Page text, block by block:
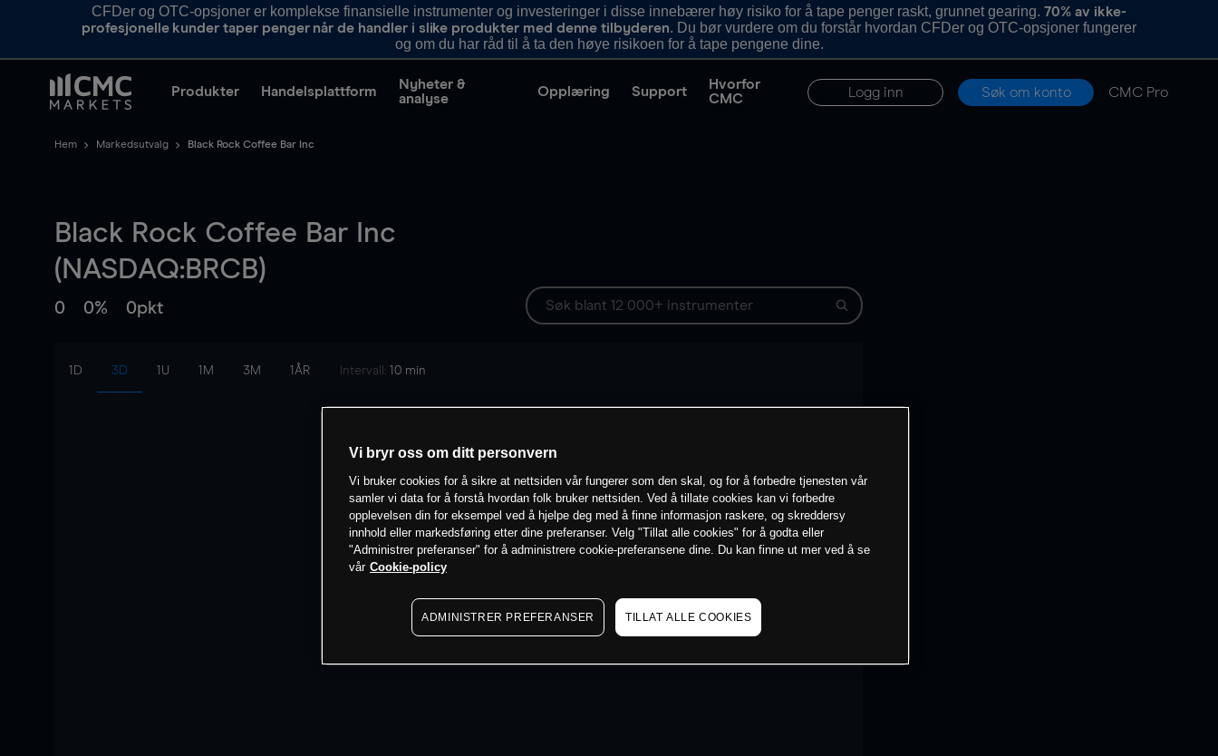
CFDer og OTC-opsjoner er komplekse finansielle instrumenter og investeringer i disse innebærer høy risiko for å tape penger raskt, grunnet gearing.70% av ikke-
profesjonelle kunder taper penger når de handler i slike produkter med denne tilbyderen. Du bør vurdere om du forstår hvordan CFDer og OTC-opsjoner fungerer
og om du har råd til å ta den høye risikoen for å tape pengene dine.
Produkter Handelsplattform
Nyheter &
analyse
Opplæring Support
Hvorfor
CMC
Logg inn Søk om konto CMC Pro
Hem Markedsutvalg Black Rock Coffee Bar Inc
Black Rock Coffee Bar Inc
(NASDAQ:BRCB)
0 0% 0pkt
1D 3D 1U 1M 3M 1ÅR Intervall: 10 min
Vi bryr oss om ditt personvern
Vi bruker cookies for å sikre at nettsiden vår fungerer som den skal, og for å forbedre tjenesten vår
samler vi data for å forstå hvordan folk bruker nettsiden. Ved å tillate cookies kan vi forbedre
opplevelsen din for eksempel ved å hjelpe deg med å finne informasjon raskere, og skreddersy
innhold eller markedsføring etter dine preferanser. Velg "Tillat alle cookies" for å godta eller
"Administrer preferanser" for å administrere cookie-preferansene dine. Du kan finne ut mer ved å se
vår Cookie-policy
ADMINISTRER PREFERANSER TILLAT ALLE COOKIES